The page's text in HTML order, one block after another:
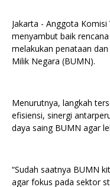
Jakarta - Anggota Komisi
menyambut baik
melakukan penataan
Milik Negara (BUMN).
Menurutnya, langkah
efisiensi, sinergi
daya saing BUMN agar
“Sudah saatnya BUMN
agar fokus pada sektor